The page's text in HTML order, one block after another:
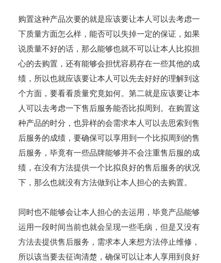
购置这种产品次要的就是应该要让本人可以去考虑一
下质量方面怎么样，能否可以失掉一定的保证，如果
说质量不好的话，那么能够也就不可以让本人比拟担
心的去购置，还有能够会担忧容易存在一些其他的成
绩，所以也就应该要让本人可以先去好好的理解到这
个方面，要看看质量究竟如何。第二就是应该要让本
人可以去考虑一下售后服务能否比拟周到。在购置这
种产品的时分，也异样的会需求本人可以去思索到售
后服务的成绩，要确保可以享用到一个比拟周到的售
后服务，毕竟有一些品牌能够并不会注重售后服的成
绩，在没有方法提供一个比拟良好的售后服务的状况
下，那么也就没有方法做到让本人担心的去购置。
同时也不能够会让本人担心的去运用，毕竟产品能够
运用一段时间当前也就会呈现一些毛病，但是又没有
方法去提供售后服务，需求本人来想方法停止维修，
所以该当要去征询清楚，确保可以让本人享用到良好